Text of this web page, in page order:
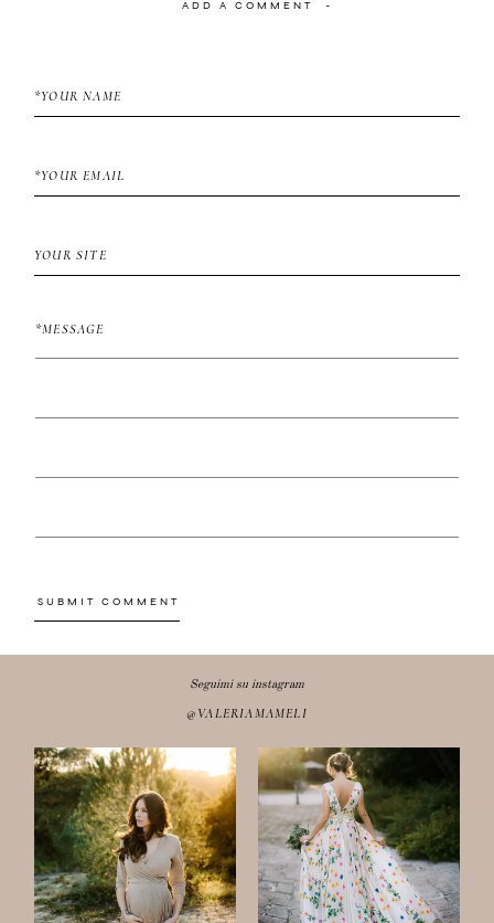
ADD A COMMENT
Seguimi su instagram
@VALERIAMAMELI